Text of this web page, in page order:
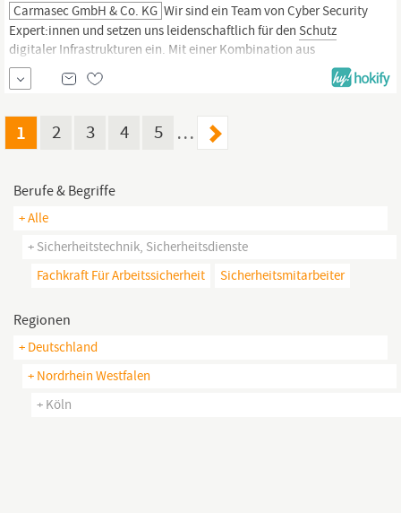
Carmasec GmbH & Co. KG Wir sind ein Team von Cyber Security
Expert:innen und setzen uns leidenschaftlich für den Schutz
digitaler Infrastrukturen ein. Mit einer Kombination aus
langjähriger Beratungserfahrung, agilen Arbeitsweisen und
kontinuierlicher Weiterentwicklung unterstützen wir unsere
1 2 3 4 5 …
Berufe & Begriffe
+ Alle
+ Sicherheitstechnik, Sicherheitsdienste
Fachkraft Für Arbeitssicherheit
Sicherheitsmitarbeiter
Regionen
+ Deutschland
+ Nordrhein Westfalen
+ Köln